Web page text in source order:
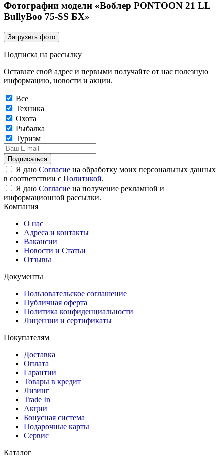
Фотографии модели «Воблер PONTOON 21 LL
BullyBoo 75-SS БХ»
Загрузить фото
Подписка на рассылку
Оставьте свой адрес и первыми получайте от нас полезную
информацию, новости и акции.
Все
Техника
Охота
Рыбалка
Туризм
Подписаться
Я даю Согласие на обработку моих персональных данных
в соответствии с Политикой.
Я даю Согласие на получение рекламной и
информационной рассылки.
Компания
О нас
Адреса и контакты
Вакансии
Новости и Статьи
Отзывы
Документы
Пользовательское соглашение
Публичная оферта
Политика конфиденциальности
Лицензии и сертификаты
Покупателям
Доставка
Оплата
Гарантии
Товары в кредит
Лизинг
Trade In
Акции
Бонусная система
Подарочные карты
Сервис
Каталог